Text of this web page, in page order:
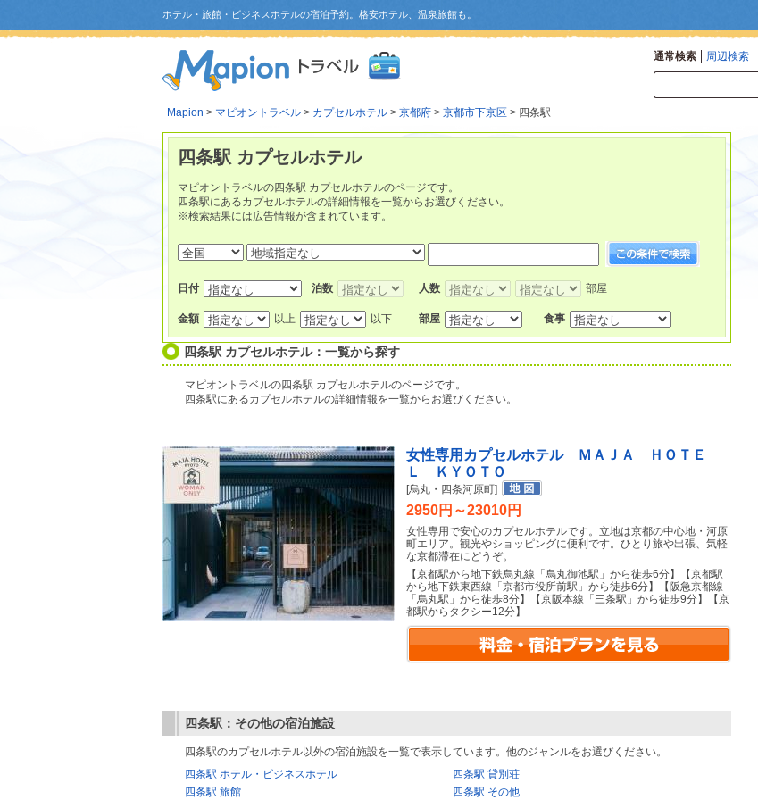
ホテル・旅館・ビジネスホテルの宿泊予約。格安ホテル、温泉旅館も。
通常検索 周辺検索
Mapion > マピオントラベル > カプセルホテル > 京都府 > 京都市下京区 > 四条駅
四条駅 カプセルホテル
マピオントラベルの四条駅 カプセルホテルのページです。
四条駅にあるカプセルホテルの詳細情報を一覧からお選びください。
※検索結果には広告情報が含まれています。
日付 泊数 人数 部屋
金額 以上 以下 部屋 食事
四条駅 カプセルホテル：一覧から探す
マピオントラベルの四条駅 カプセルホテルのページです。
四条駅にあるカプセルホテルの詳細情報を一覧からお選びください。
女性専用カプセルホテル ＭＡＪＡ ＨＯＴＥ
Ｌ ＫＹＯＴＯ
[烏丸・四条河原町]
2950円～23010円
女性専用で安心のカプセルホテルです。立地は京都の中心地・河原
町エリア。観光やショッピングに便利です。ひとり旅や出張、気軽
な京都滞在にどうぞ。
【京都駅から地下鉄烏丸線「烏丸御池駅」から徒歩6分】【京都駅
から地下鉄東西線「京都市役所前駅」から徒歩6分】【阪急京都線
「烏丸駅」から徒歩8分】【京阪本線「三条駅」から徒歩9分】【京
都駅からタクシー12分】
四条駅：その他の宿泊施設
四条駅のカプセルホテル以外の宿泊施設を一覧で表示しています。他のジャンルをお選びください。
四条駅 ホテル・ビジネスホテル
四条駅 貸別荘
四条駅 旅館
四条駅 その他